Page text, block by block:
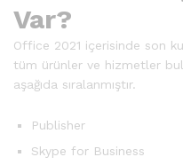
Var?
Office 2021 içerisinde son
tüm ürünler ve hizmetler
aşağıda sıralanmıştır.
Publisher
Skype for Business